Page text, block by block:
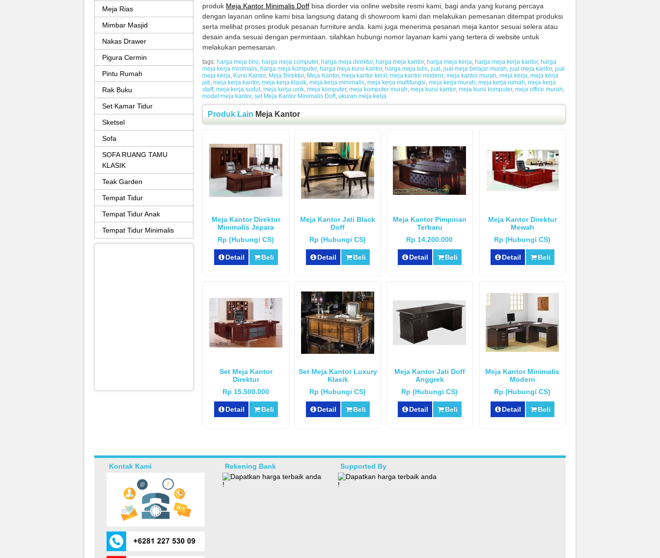
produk Meja Kantor Minimalis Doff bisa diorder via online website resmi kami, bagi anda yang kurang percaya
dengan layanan online kami bisa langsung datang di showroom kami dan melakukan pemesanan ditempat produksi
serta melihat proses produk pesanan furniture anda. kami juga menerima pesanan meja kantor sesuai selera atau
desain anda sesuai dengan permintaan. silahkan hubungi nomor layanan kami yang tertera di website untuk
melakukan pemesanan.
tags: harga meja biro, harga meja computer, harga meja direktur, harga meja kantor, harga meja kerja, harga meja kerja kantor, harga
meja kerja minimalis, harga meja komputer, harga meja kursi kantor, harga meja tulis, jual , jual meja belajar murah, jual meja kantor, jual
meja kerja, Kursi Kantor, Meja Direktur, Meja Kantor, meja kantor kecil , meja kantor modern, meja kantor murah, meja kerja, meja kerja
jati, meja kerja kantor, meja kerja klasik, meja kerja minimalis, meja kerja multifungsi, meja kerja murah, meja kerja rumah, meja kerja
staff, meja kerja sudut, meja kerja unik, meja komputer, meja komputer murah, meja kursi kantor, meja kursi komputer, meja office murah,
model meja kantor, set Meja Kantor Minimalis Doff, ukuran meja kerja
Produk Lain Meja Kantor
Meja Kantor Direktur
Minimalis Jepara
Rp (Hubungi CS)
Detail Beli
Meja Kantor Jati Black
Doff
Rp (Hubungi CS)
Detail Beli
Meja Kantor Pimpinan
Terbaru
Rp 14.200.000
Detail Beli
Meja Kantor Direktur
Mewah
Rp (Hubungi CS)
Detail Beli
Set Meja Kantor
Direktur
Rp 15.500.000
Detail Beli
Set Meja Kantor Luxury
Klasik
Rp (Hubungi CS)
Detail Beli
Meja Kantor Jati Doff
Anggrek
Rp (Hubungi CS)
Detail Beli
Meja Kantor Minimalis
Modern
Rp (Hubungi CS)
Detail Beli
Meja Rias
Mimbar Masjid
Nakas Drawer
Pigura Cermin
Pintu Rumah
Rak Buku
Set Kamar Tidur
Sketsel
Sofa
SOFA RUANG TAMU
KLASIK
Teak Garden
Tempat Tidur
Tempat Tidur Anak
Tempat Tidur Minimalis
Kontak Kami Rekening Bank Supported By